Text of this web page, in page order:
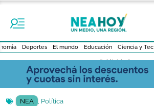
Deportes El mundo Educación Ciencia y Tec
- Publicidad -
NEA , Política